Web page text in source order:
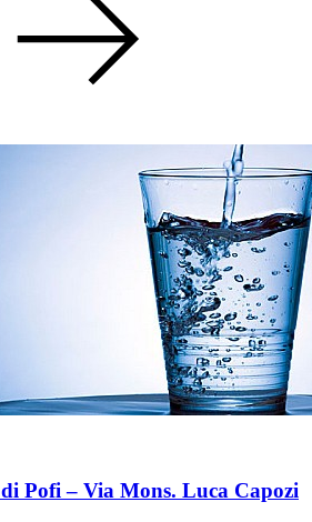
Pofi – Via Mons. Luca Capozi